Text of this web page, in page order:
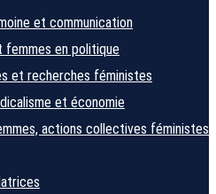
et communication
femmes en politique
et recherches féministes
et économie
actions collectives féministes